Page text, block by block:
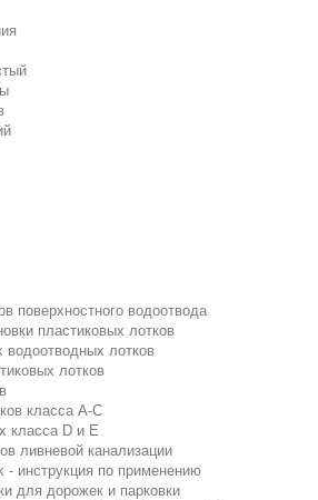
поверхностного водоотвода
пластиковых лотков
водоотводных лотков
лотков
класса A-C
класса D и E
ливневой канализации
- инструкция по применению
для дорожек и парковки